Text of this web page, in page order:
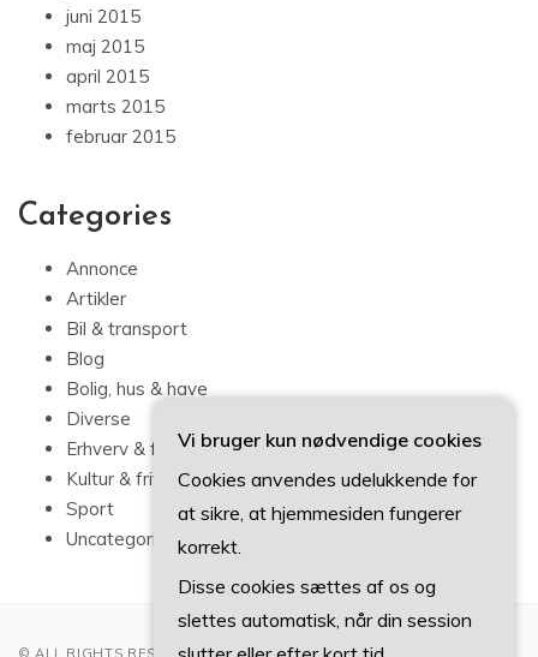
juni 2015
maj 2015
april 2015
marts 2015
februar 2015
Categories
Annonce
Artikler
Bil & transport
Blog
Bolig, hus & have
Diverse
Erhverv & forbrug
Kultur & fritid
Sport
Uncategorized
Vi bruger kun nødvendige cookies
Cookies anvendes udelukkende for
at sikre, at hjemmesiden fungerer
korrekt.
Disse cookies sættes af os og
slettes automatisk, når din session